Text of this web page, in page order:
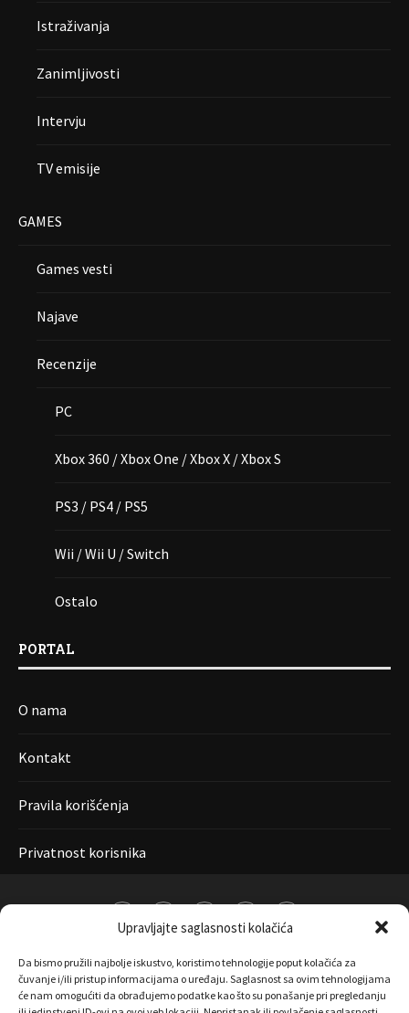
Upravljajte saglasnosti kolačića
Da bismo pružili najbolje iskustvo, koristimo tehnologije poput kolačića za
čuvanje i/ili pristup informacijama o uređaju. Saglasnost sa ovim tehnologijama
će nam omogućiti da obrađujemo podatke kao što su ponašanje pri pregledanju
Istraživanja
Zanimljivosti
Intervju
TV emisije
GAMES
Games vesti
Najave
Recenzije
PC
Xbox 360 / Xbox One / Xbox X / Xbox S
PS3 / PS4 / PS5
Wii / Wii U / Switch
Ostalo
PORTAL
O nama
Kontakt
Pravila korišćenja
Privatnost korisnika